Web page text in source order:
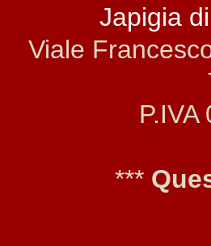
Japigia
Viale
***